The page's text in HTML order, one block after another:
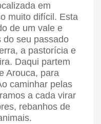
em
muito difícil. Esta
de um vale e
do seu passado
a pastorícia e
Daqui partem
Arouca, para
caminhar pelas
a cada virar
rebanhos de